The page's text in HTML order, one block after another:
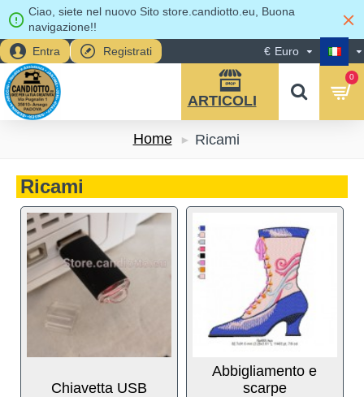
Ciao, siete nel nuovo Sito store.candiotto.eu, Buona
navigazione!!
Entra
Registrati € Euro
0
Home Ricami
Ricami
Chiavetta USB
Abbigliamento e
scarpe